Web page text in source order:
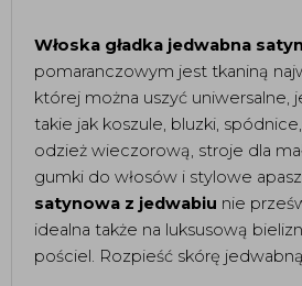
Włoska gładka jedwabna
pomaranczowym jest tkaniną
której można uszyć uniwersalne,
takie jak koszule, bluzki,
odzież wieczorową, stroje dla
gumki do włosów i stylowe
satynowa z jedwabiu nie
idealna także na luksusową
pościel. Rozpieść skórę